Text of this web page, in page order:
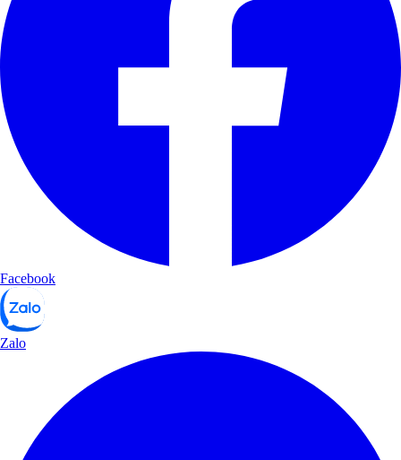
Facebook
Zalo